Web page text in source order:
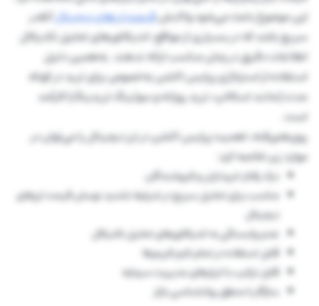
این موضوع باعث می‌شود واکنشقیمت ارزهای دیجیتال آنقدر
سریع باشد که در بسیاری از مواقع، اندیکاتورهای تحلیل تکنیکال
اطلاعات دقیق در زمان مناسب ارائه ندهند. به‌همین دلیل
استفاده از استراتژی پرایس اکشن به‌خصوص برای ترید در کوتاه
مدت (مانند اسکالپ، ترید روزانه و سوئینگ تریدینگ) کارآمد
است.
روی‌هم‌رفته، اهمیت پرایس اکشن در ارز دیجیتال را می‌توان در
موارد زیر خلاصه کرد:
درک رفتار خریداران و فروشندگان
مناسب برای تحلیل سریع در شرایط تشدید نوسان قیمت ارزهای
دیجیتال
عدم وابستگی به اندیکاتورهای تحلیل تکنیکال
قابل استفاده در تمام تایم فریم‌ها
قابل ترکیب با ابزارهای مدیریت سرمایه
سازگار با منطق روانشناسی بازار